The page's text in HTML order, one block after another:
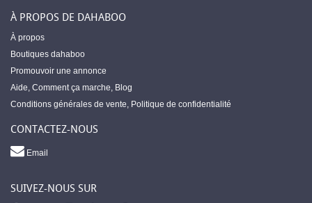
À PROPOS DE DAHABOO
À propos
Boutiques dahaboo
Promouvoir une annonce
Aide, Comment ça marche, Blog
Conditions générales de vente, Politique de confidentialité
CONTACTEZ-NOUS
Email
SUIVEZ-NOUS SUR